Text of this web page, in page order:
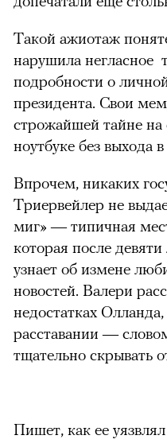
Такой ажиотаж
нарушила негласное
подробности о
президента. Свои
строжайшей тайне
ноутбуке без выхода
Впрочем, никаких
Триервейлер не
миг» — типичная
которая после
узнает об измене
новостей. Валери
недостатках
расставании —
тщательно скрывать
Пишет, как ее